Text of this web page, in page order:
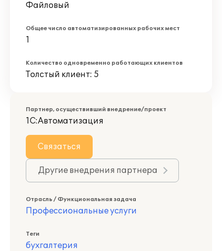
Файловый
Общее число автоматизированных рабочих мест
1
Количество одновременно работающих клиентов
Толстый клиент: 5
Партнер, осуществивший внедрение/проект
1С:Автоматизация
Связаться
Другие внедрения партнера
Отрасль / Функциональная задача
Профессиональные услуги
Теги
бухгалтерия